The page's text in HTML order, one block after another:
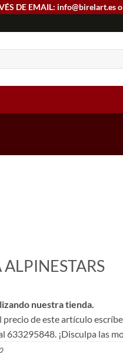
DE EMAIL: info@birelart.es
nuestra tienda.
precio de este artículo
633295848. ¡Disculpa las